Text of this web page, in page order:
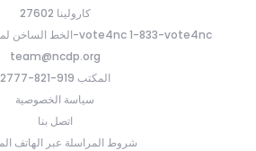
كارولينا 27602
الخط الساخن لمساعدة الناخبين: 1-833-vote4nc 1-833-vote4nc
team@ncdp.org
المكتب 919-821-2777
سياسة الخصوصية
اتصل بنا
شروط المراسلة عبر الهاتف